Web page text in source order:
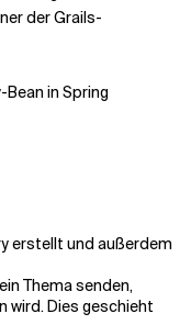
der Grails-
in Spring
erstellt und außerdem
Thema senden,
wird. Dies geschieht